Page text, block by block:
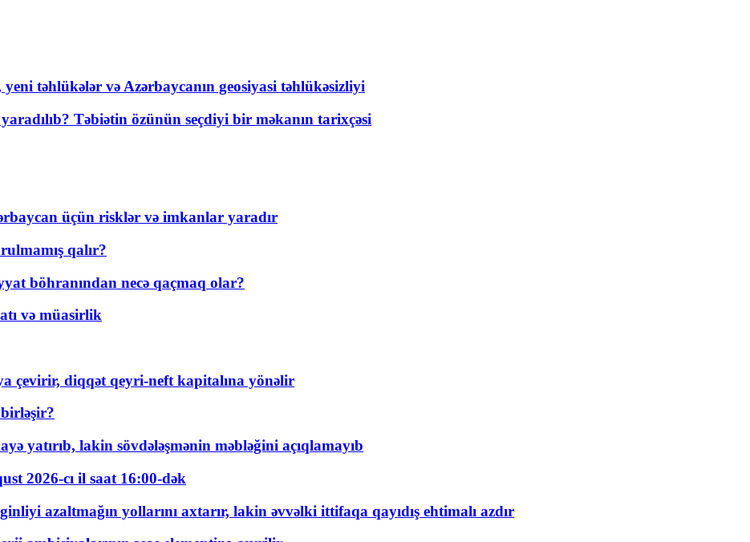
təhlükələr və Azərbaycanın geosiyasi təhlükəsizliyi
Təbiətin özünün seçdiyi bir məkanın tarixçəsi
üçün risklər və imkanlar yaradır
qalır?
böhranından necə qaçmaq olar?
və müasirlik
çevirir, diqqət qeyri-neft kapitalına yönəlir
yatırıb, lakin sövdələşmənin məbləğini açıqlamayıb
2026-cı il saat 16:00-dək
azaltmağın yollarını axtarır, lakin əvvəlki ittifaqa qayıdış ehtimalı azdır